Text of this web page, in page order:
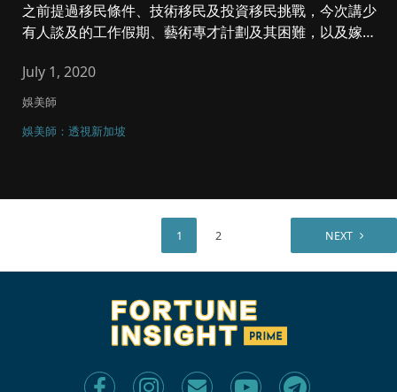
之前提過移民條件、技術移民及投資移民挑戰，今次講少
有人談及的工作假期、藝術專才計劃及其困難，以及嫁娶
July 1, 2020
娛美師
娛美師：透視新加坡
1 2 NEXT